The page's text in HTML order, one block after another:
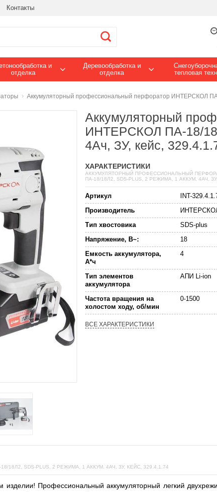
Контакты
и
отделка
Деревообработка и
отделка
тепловая
Аккумуляторный профессиональный перфоратор ИНТЕРСКОЛ
Аккумуляторный
ИНТЕРСКОЛ ПА-18/
4Ач, ЗУ, кейс,
ХАРАКТЕРИСТИКИ
АККУМУЛЯТОРНЫЙ ПРОФЕССИОНАЛЬНЫЙ
ПА-18/18Л2, SDS-PLUS, 2 РЕЖИМА, 1 АККУМ. 4АЧ,
Артикул
INT-
Производитель
Тип хвостовика
SDS-plus
Напряжение, В~:
18
Емкость аккумулятора,
А*ч
4
Тип элементов
аккумулятора
АПИ Li-ion
Частота вращения на
холостом ходу, об/мин
0-1500
ВСЕ ХАРАКТЕРИСТИКИ
SDS-PLUS, 2 РЕЖИМА, 1 АККУМ. 4АЧ, ЗУ, КЕЙС, 329.4.1.74
Профессиональный аккумуляторный легкий